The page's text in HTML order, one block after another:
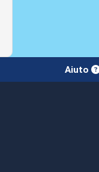
Aiuto